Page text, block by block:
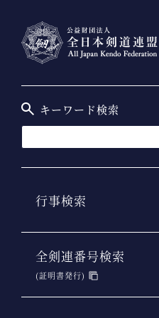
キーワード検索
行事検索
全剣連番号検索
(証明書発行)